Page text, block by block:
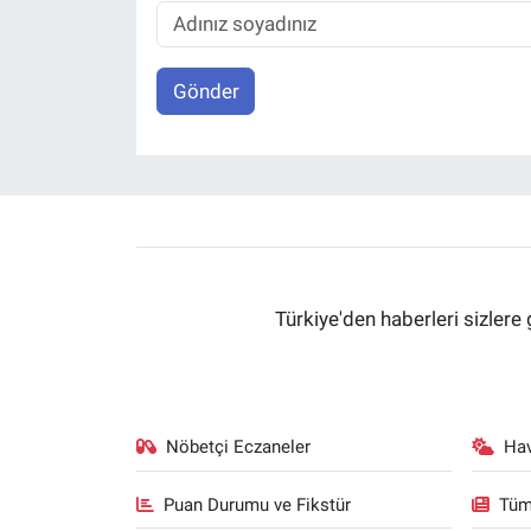
Gönder
Türkiye'den haberleri sizlere
Nöbetçi Eczaneler
Puan Durumu ve Fikstür